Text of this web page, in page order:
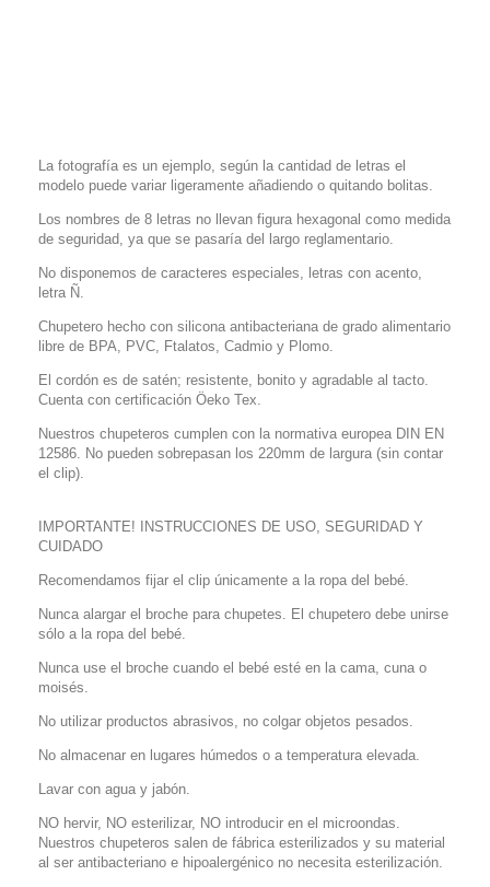
La fotografía es un ejemplo, según la cantidad de letras el
modelo puede variar ligeramente añadiendo o quitando bolitas.
Los nombres de 8 letras no llevan figura hexagonal como medida
de seguridad, ya que se pasaría del largo reglamentario.
No disponemos de caracteres especiales, letras con acento,
letra Ñ.
Chupetero hecho con silicona antibacteriana de grado alimentario
libre de BPA, PVC, Ftalatos, Cadmio y Plomo.
El cordón es de satén; resistente, bonito y agradable al tacto.
Cuenta con certificación Öeko Tex.
Nuestros chupeteros cumplen con la normativa europea DIN EN
12586. No pueden sobrepasan los 220mm de largura (sin contar
el clip).
IMPORTANTE! INSTRUCCIONES DE USO, SEGURIDAD Y
CUIDADO
Recomendamos fijar el clip únicamente a la ropa del bebé.
Nunca alargar el broche para chupetes. El chupetero debe unirse
sólo a la ropa del bebé.
Nunca use el broche cuando el bebé esté en la cama, cuna o
moisés.
No utilizar productos abrasivos, no colgar objetos pesados.
No almacenar en lugares húmedos o a temperatura elevada.
Lavar con agua y jabón.
NO hervir, NO esterilizar, NO introducir en el microondas.
Nuestros chupeteros salen de fábrica esterilizados y su material
al ser antibacteriano e hipoalergénico no necesita esterilización.